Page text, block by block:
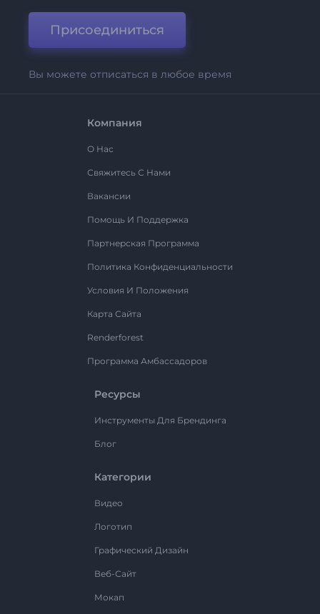
Присоединиться
Вы можете отписаться в любое время
Компания
О Нас
Свяжитесь С Нами
Вакансии
Помощь И Поддержка
Партнерская Программа
Политика Конфиденциальности
Условия И Положения
Карта Сайта
Renderforest
Программа Амбассадоров
Ресурсы
Инструменты Для Брендинга
Блог
Категории
Видео
Логотип
Графический Дизайн
Веб-Сайт
Мокап